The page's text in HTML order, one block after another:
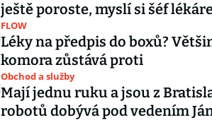
ještě poroste, myslí si šéf
FLOW
Léky na předpis do boxů?
komora zůstává proti
Obchod a služby
Mají jednu ruku a jsou z
robotů dobývá pod vedením